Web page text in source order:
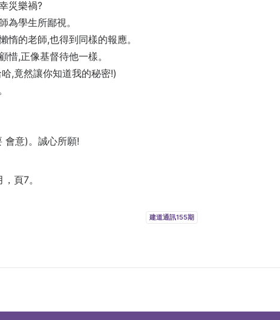
災樂禍?
為學生所鄙視。
的老師,也得到同樣的報應。
惜,正像基督待他一樣。
,竟然讓你知道我的秘密!)
會意)。誠心所願!
頁7。
建道通訊155期